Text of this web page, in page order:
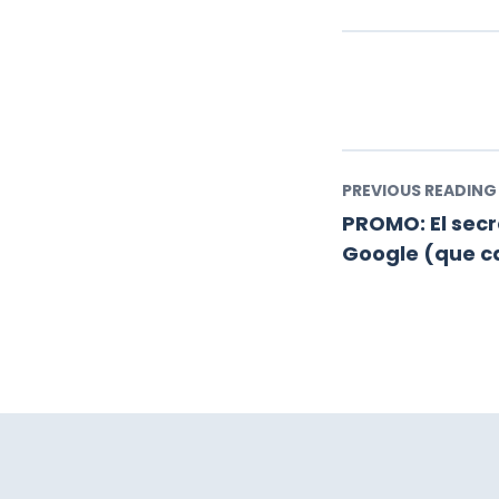
PREVIOUS READING
PROMO: El
Google (que